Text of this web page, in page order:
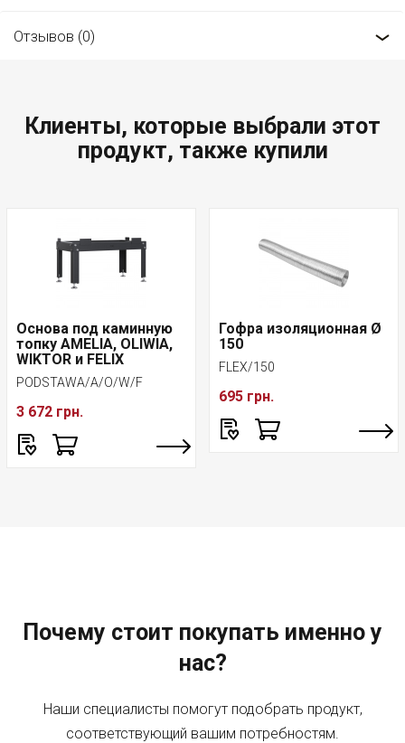
Отзывов (0)
Клиенты, которые выбрали этот
продукт, также купили
Основа под каминную
топку AMELIA, OLIWIA,
WIKTOR и FELIX
PODSTAWA/A/O/W/F
3 672 грн.
Гофра изоляционная Ø
150
FLEX/150
695 грн.
Почему стоит покупать именно у
нас?
Наши специалисты помогут подобрать продукт,
соответствующий вашим потребностям.